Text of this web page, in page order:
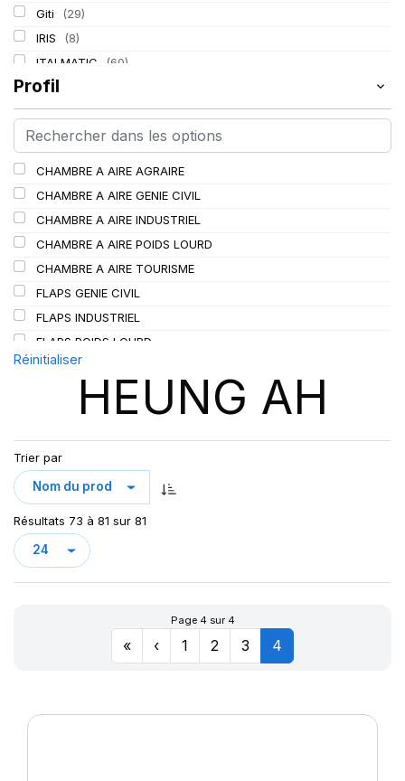
Giti
(29)
IRIS
(8)
ITALMATIC
(60)
KLEBER
LASSA (174)
LING LONG
(152)
STICA (3)
(24)
Profil
CHAMBRE A AIRE AGRAIRE
CHAMBRE A AIRE GENIE CIVIL
CHAMBRE A AIRE INDUSTRIEL
CHAMBRE A AIRE POIDS LOURD
CHAMBRE A AIRE TOURISME
FLAPS GENIE CIVIL
FLAPS INDUSTRIEL
FLAPS POIDS LOURD
Réinitialiser
HEUNG AH
Trier par
Résultats 73 à 81 sur 81
Page 4 sur 4
« ‹ 1 2 3 4